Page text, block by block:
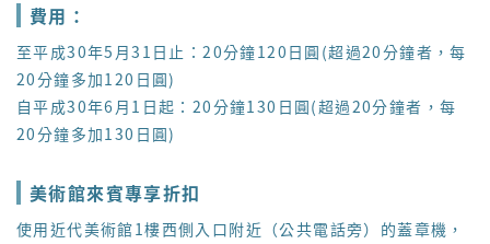
費用：
至平成30年5月31日止：20分鐘120日圓(超過20分鐘者，每
20分鐘多加120日圓)
自平成30年6月1日起：20分鐘130日圓(超過20分鐘者，每
20分鐘多加130日圓)
美術館來賓專享折扣
使用近代美術館1樓西側入口附近（公共電話旁）的蓋章機，